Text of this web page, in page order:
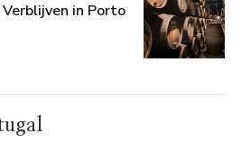
in Porto